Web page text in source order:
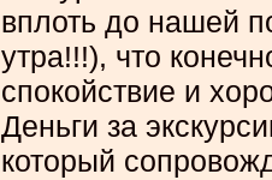
вплоть до нашей
утра!!!), что
спокойствие и
Деньги за
который